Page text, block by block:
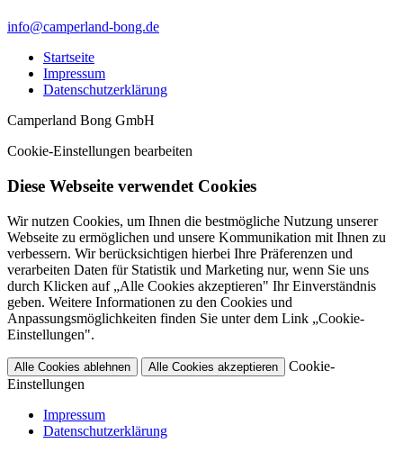
info@camperland-bong.de
Startseite
Impressum
Datenschutzerklärung
Camperland Bong GmbH
Cookie-Einstellungen bearbeiten
Diese Webseite verwendet Cookies
Wir nutzen Cookies, um Ihnen die bestmögliche Nutzung unserer
Webseite zu ermöglichen und unsere Kommunikation mit Ihnen zu
verbessern. Wir berücksichtigen hierbei Ihre Präferenzen und
verarbeiten Daten für Statistik und Marketing nur, wenn Sie uns
durch Klicken auf „Alle Cookies akzeptieren" Ihr Einverständnis
geben. Weitere Informationen zu den Cookies und
Anpassungsmöglichkeiten finden Sie unter dem Link „Cookie-
Einstellungen".
Alle Cookies ablehnen Alle Cookies akzeptieren
Cookie-
Einstellungen
Impressum
Datenschutzerklärung